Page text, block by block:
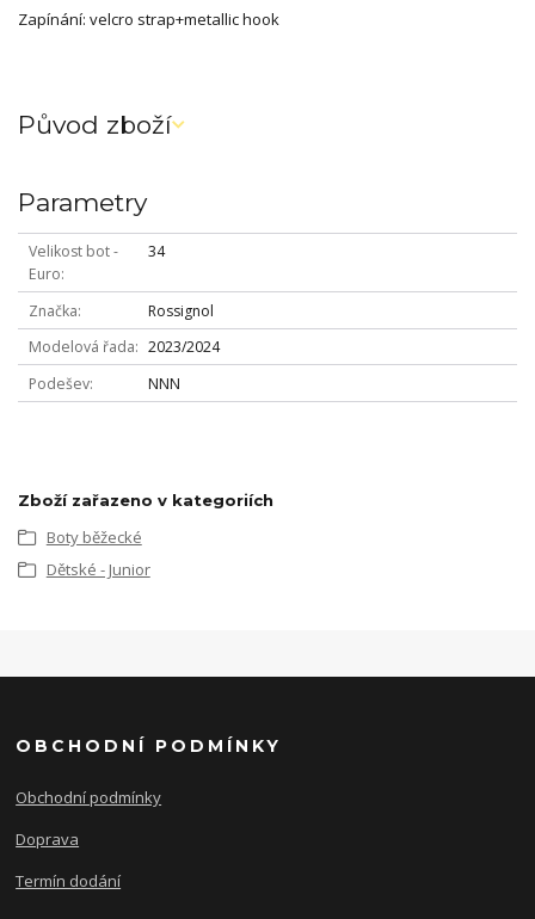
Zapínání: velcro strap+metallic hook
Původ zboží
Parametry
Velikost bot -
Euro
34
Značka
Rossignol
Modelová řada
2023/2024
Podešev
NNN
Zboží zařazeno v kategoriích
Boty běžecké
Dětské - Junior
OBCHODNÍ PODMÍNKY
Obchodní podmínky
Doprava
Termín dodání